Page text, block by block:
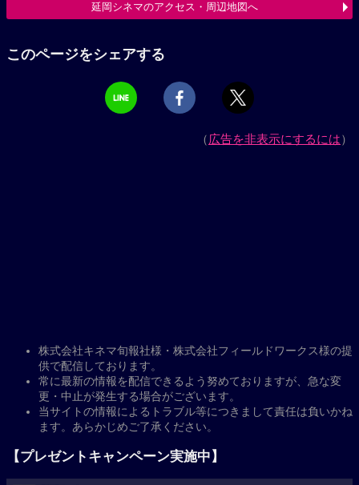
延岡シネマのアクセス・周辺地図へ
このページをシェアする
（広告を非表示にするには）
株式会社キネマ旬報社様・株式会社フィールドワークス様の提
供で配信しております。
常に最新の情報を配信できるよう努めておりますが、急な変
更・中止が発生する場合がございます。
当サイトの情報によるトラブル等につきまして責任は負いかね
ます。あらかじめご了承ください。
【プレゼントキャンペーン実施中】